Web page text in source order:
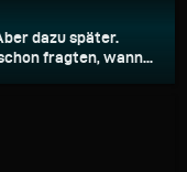
dazu später.
fragten, wann...